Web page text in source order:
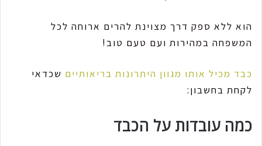
הוא ללא ספק דרך מצוינת להרים ארוחה לכל
המשפחה במהירות ועם טעם טוב!
כבד מכיל אותו מגוון היתרונות בריאותיים שכדאי
לקחת בחשבון:
כמה עובדות על הכבד